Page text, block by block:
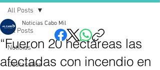
All Posts
Noticias
Destacados
All Posts
“Fueron 20 hectáreas las
afectadas con incendio en
Noticias Cabo Mil